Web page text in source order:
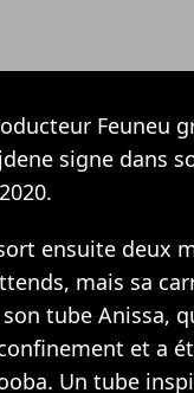
Feuneu
signe dans
ensuite deux
mais sa
tube Anissa,
et a
Un tube